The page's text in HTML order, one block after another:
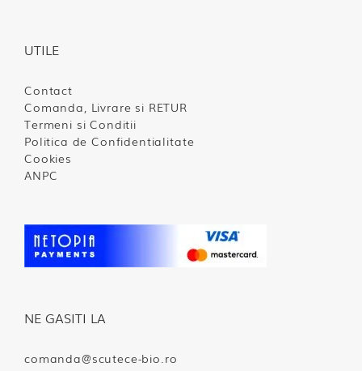
UTILE
Contact
Comanda, Livrare si RETUR
Termeni si Conditii
Politica de Confidentialitate
Cookies
ANPC
NE GASITI LA
comanda@scutece-bio.ro